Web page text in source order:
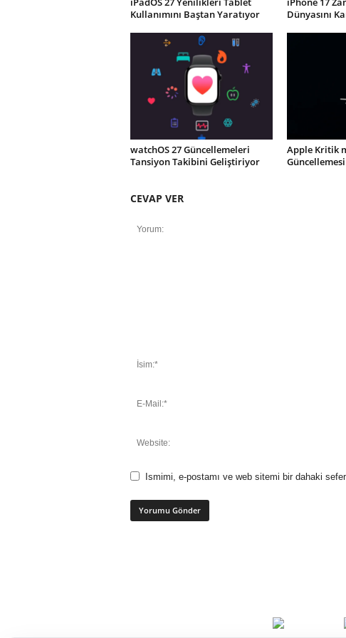
Kullanımını Baştan Yaratıyor
Dünyasını
watchOS 27 Güncellemeleri
Tansiyon Takibini Geliştiriyor
Apple Kritik
Güncellemesi
CEVAP VER
Ismimi, e-postamı ve web sitemi bir dahaki